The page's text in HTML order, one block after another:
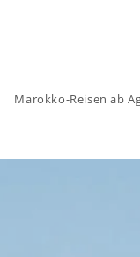
Marokko-Reisen ab